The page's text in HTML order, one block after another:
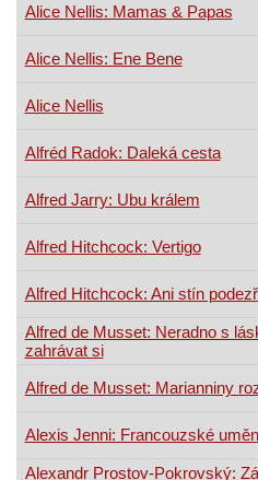
Alice Nellis: Mamas & Papas
Alice Nellis: Ene Bene
Alice Nellis
Alfréd Radok: Daleká cesta
Alfred Jarry: Ubu králem
Alfred Hitchcock: Vertigo
Alfred Hitchcock: Ani stín
Alfred de Musset: Neradno s
zahrávat si
Alfred de Musset: Marianniny
Alexis Jenni: Francouzské
Alexandr Prostov-Pokrovský: